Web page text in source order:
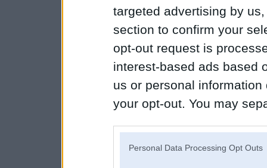
targeted advertising by
section to confirm your
opt-out request is
interest-based ads based
us or personal
your opt-out. You may
Personal Data Processing Opt Outs